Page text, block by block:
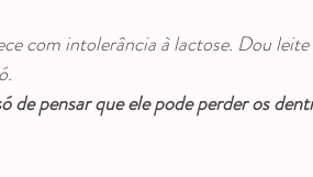
com intolerância à lactose. Dou leite
de pensar que ele pode perder os